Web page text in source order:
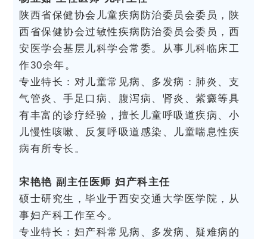
陕西省保健协会儿童疾病防治委员会委员，陕
西省保健协会过敏性疾病防治委员会委员，西
安医学会基层儿科学会常委。从事儿科临床工
作30余年。
专业特长：对儿童常见病、多发病：肺炎、支
气管炎、手足口病、腹泻病、肾炎、紫癜等具
有丰富的诊疗经验，擅长儿童呼吸道疾病、小
儿慢性咳嗽、反复呼吸道感染、儿童喘息性疾
病有所专长。
宋艳艳 副主任医师 妇产科主任
硕士研究生，毕业于西安交通大学医学院，从
事妇产科工作至今。
专业特长：妇产科常见病、多发病、疑难病的